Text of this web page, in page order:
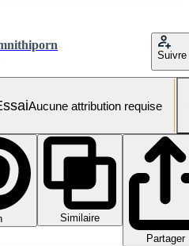
Suivre
Aucune attribution requise
Similaire
Partager